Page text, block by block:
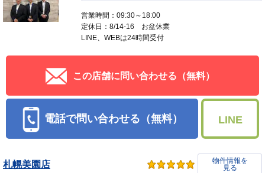
営業時間：09:30～18:00
定休日：8/14-16 お盆休業
LINE、WEBは24時間受付
この店舗に問い合わせる（無料）
電話で問い合わせる（無料） LINE
札幌美園店
物件情報を
見る